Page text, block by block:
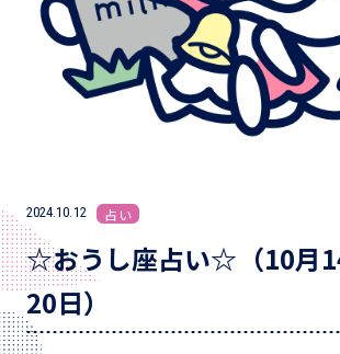
2024.10.12 占い
☆おうし座占い☆（10月
20日）